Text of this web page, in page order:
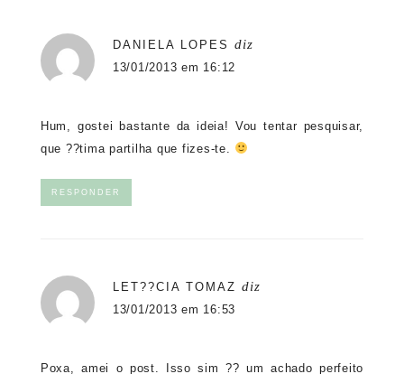
DANIELA LOPES diz
13/01/2013 em 16:12
Hum, gostei bastante da ideia! Vou tentar pesquisar,
que ??tima partilha que fizes-te.
RESPONDER
LET??CIA TOMAZ diz
13/01/2013 em 16:53
Poxa, amei o post. Isso sim ?? um achado perfeito